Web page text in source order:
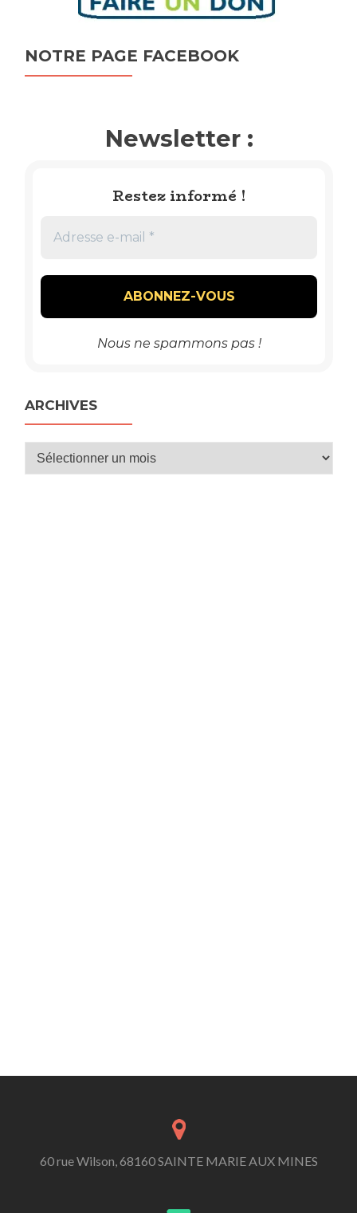
NOTRE PAGE FACEBOOK
Newsletter :
Restez informé !
Nous ne spammons pas !
ARCHIVES
Archives
60 rue Wilson, 68160 SAINTE MARIE AUX MINES